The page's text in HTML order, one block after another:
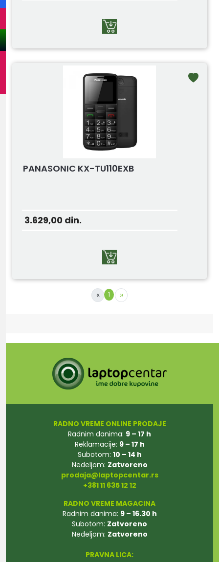
PANASONIC KX-TU110EXB
3.629,00 din.
« 1 »
RADNO VREME ONLINE PRODAJE
Radnim danima: 9 – 17 h
Reklamacije: 9 – 17 h
Subotom: 10 – 14 h
Nedeljom: Zatvoreno
prodaja@laptopcentar.rs
+381 11 635 12 12
RADNO VREME MAGACINA
Radnim danima: 9 – 16.30 h
Subotom: Zatvoreno
Nedeljom: Zatvoreno
PRAVNA LICA: